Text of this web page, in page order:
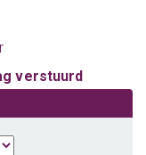
verstuurd